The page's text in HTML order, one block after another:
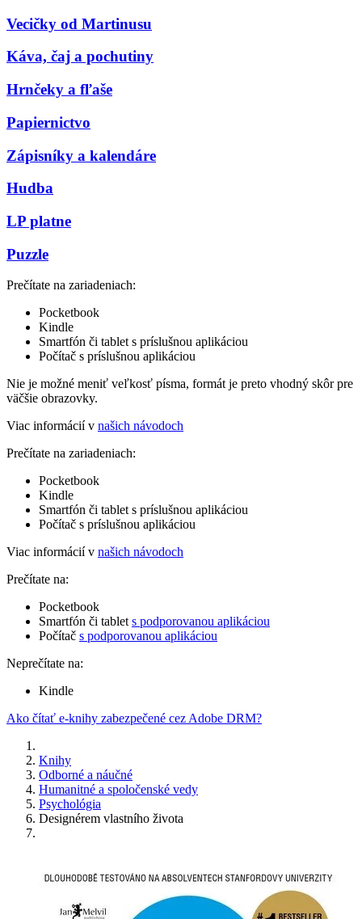
Vecičky od Martinusu
Káva, čaj a pochutiny
Hrnčeky a fľaše
Papiernictvo
Zápisníky a kalendáre
Hudba
LP platne
Puzzle
Prečítate na zariadeniach:
Pocketbook
Kindle
Smartfón či tablet s príslušnou aplikáciou
Počítač s príslušnou aplikáciou
Nie je možné meniť veľkosť písma, formát je preto vhodný skôr pre
väčšie obrazovky.
Viac informácií v našich návodoch
Prečítate na zariadeniach:
Pocketbook
Kindle
Smartfón či tablet s príslušnou aplikáciou
Počítač s príslušnou aplikáciou
Viac informácií v našich návodoch
Prečítate na:
Pocketbook
Smartfón či tablet s podporovanou aplikáciou
Počítač s podporovanou aplikáciou
Neprečítate na:
Kindle
Ako čítať e-knihy zabezpečené cez Adobe DRM?
Knihy
Odborné a náučné
Humanitné a spoločenské vedy
Psychológia
Designérem vlastního života